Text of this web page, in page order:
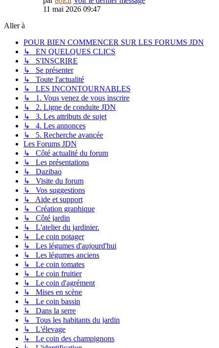
11 mai 2026 09:47
Aller à
POUR BIEN COMMENCER SUR LES FORUMS JDN
↳ EN QUELQUES CLICS
↳ S'INSCRIRE
↳ Se présenter
↳ Toute l'actualité
↳ LES INCONTOURNABLES
↳ 1. Vous venez de vous inscrire
↳ 2. Ligne de conduite JDN
↳ 3. Les attributs de sujet
↳ 4. Les annonces
↳ 5. Recherche avançée
Les Forums JDN
↳ Côté actualité du forum
↳ Les présentations
↳ Dazibao
↳ Visite du forum
↳ Vos suggestions
↳ Aide et support
↳ Création graphique
↳ Côté jardin
↳ L'atelier du jardinier.
↳ Le coin potager
↳ Les légumes d'aujourd'hui
↳ Les légumes anciens
↳ Le coin tomates
↳ Le coin fruitier
↳ Le coin d'agrément
↳ Mises en scène
↳ Le coin bassin
↳ Dans la serre
↳ Tous les habitants du jardin
↳ L'élevage
↳ Le coin des champignons